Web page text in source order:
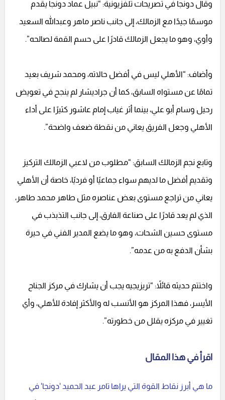
وقال دونجا في تصريحات تلفزيونية: “نبيل عماد دونجا يقدم
موسمًا جيدًا مع الزمالك، إلى جانب ناصر ماهر وعبدالله السعيد
وأوي، وهو ما يجعل الزمالك قادرًا على حسم القمة لصالحه”.
وأضاف: “الأهلي ليس في أفضل حالاته، ومحمد شريف بعيد
تمامًا عن مستواه السابق، كما أن جراديشار لم ينجح في تعويض
رحيل وسام أبو علي، بينما أثر غياب إمام عاشور كثيرًا على أداء
الأهلي وجعل الفريق يعاني من نقطة ضعف واضحة”.
وتابع نجم الزمالك السابق: “مطلوب من لاعبي الزمالك التركيز
وتقديم أفضل ما لديهم سواء جماعيًا أو فرديًا، خاصة أن الأهلي
يعاني من تراجع مستوى بعض عناصره مثل طاهر محمد طاهر،
الذي لم يعد قادرًا على صناعة الفارق، إلى جانب التذبذب في
مستوى حسين الشحات، وهو ما يضع المدير الفني في حيرة
بشأن الدفع به من عدمه”.
واختتم حديثه قائلاً: “تريزيجيه يجب أن يشارك في مركز الجناح
الأيسر، فهذا المركز هو الأنسب له والأكثر إفادة للأهلي، وأي
تغيير في مركزه يقلل من خطورته”.
اقرأ في هذا المقال
ما هي أبرز نقاط القوة التي يراها تامر عبد الحميد 'دونجا' في